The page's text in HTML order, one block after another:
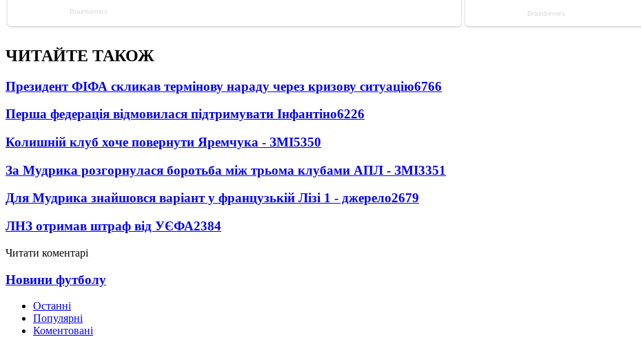
ЧИТАЙТЕ ТАКОЖ
Президент ФІФА скликав термінову нараду через кризову ситуацію6766
Перша федерація відмовилася підтримувати Інфантіно6226
Колишній клуб хоче повернути Яремчука - ЗМІ5350
За Мудрика розгорнулася боротьба між трьома клубами АПЛ - ЗМІ3351
Для Мудрика знайшовся варіант у французькій Лізі 1 - джерело2679
ЛНЗ отримав штраф від УЄФА2384
Читати коментарі
Новини футболу
Останні
Популярні
Коментовані